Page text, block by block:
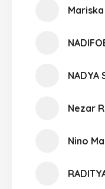
NADYA
Nezar
Nino